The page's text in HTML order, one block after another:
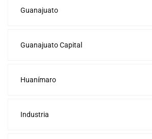
Guanajuato
Guanajuato Capital
Huanímaro
Industria